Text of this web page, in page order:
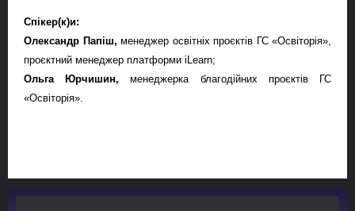
Спікер(к)и:
Олександр Папіш, менеджер освітніх проєктів ГС «Освіторія»,
проєктний менеджер платформи iLearn;
Ольга Юрчишин, менеджерка благодійних проєктів ГС
«Освіторія».